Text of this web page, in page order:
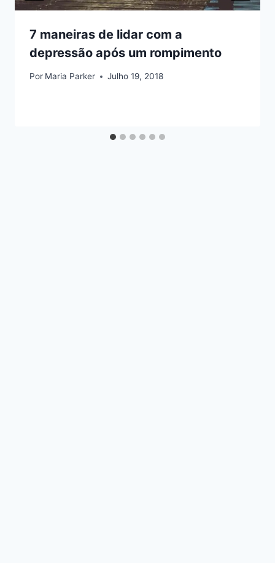
7 maneiras de lidar com a
depressão após um rompimento
Por Maria Parker Julho 19, 2018